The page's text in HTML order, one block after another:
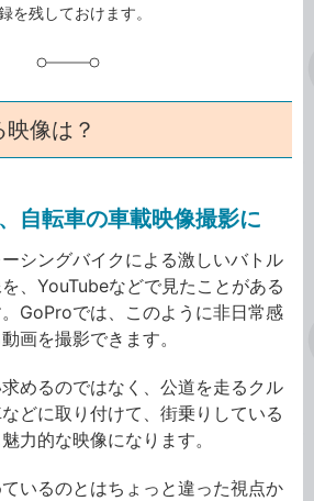
を残しておけます。
像は？
自転車の車載映像撮影に
シングバイクによる激しいバトル
、YouTubeなどで見たことがある
GoProでは、このように非日常感
画を撮影できます。
めるのではなく、公道を走るクル
どに取り付けて、街乗りしている
力的な映像になります。
いるのとはちょっと違った視点か